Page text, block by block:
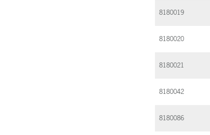
8180019
8180020
8180021
8180042
8180086